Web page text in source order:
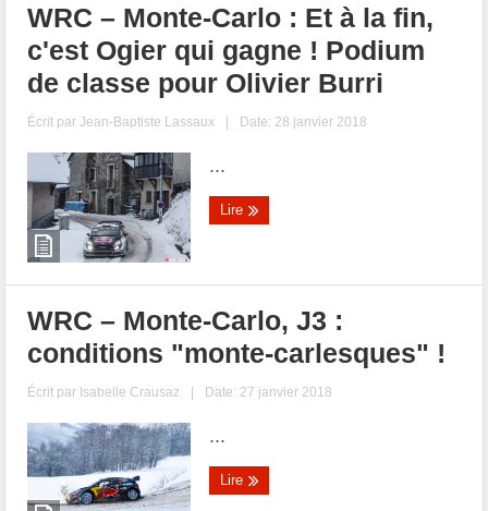
WRC – Monte-Carlo : Et à la fin,
c'est Ogier qui gagne ! Podium
de classe pour Olivier Burri
Écrit parJean-Baptiste Lassaux | Date: 28 janvier 2018
...
Lire
WRC – Monte-Carlo, J3 :
conditions "monte-carlesques" !
Écrit par Isabelle Crausaz | Date: 27 janvier 2018
...
Lire